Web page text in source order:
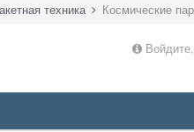
техника Космические